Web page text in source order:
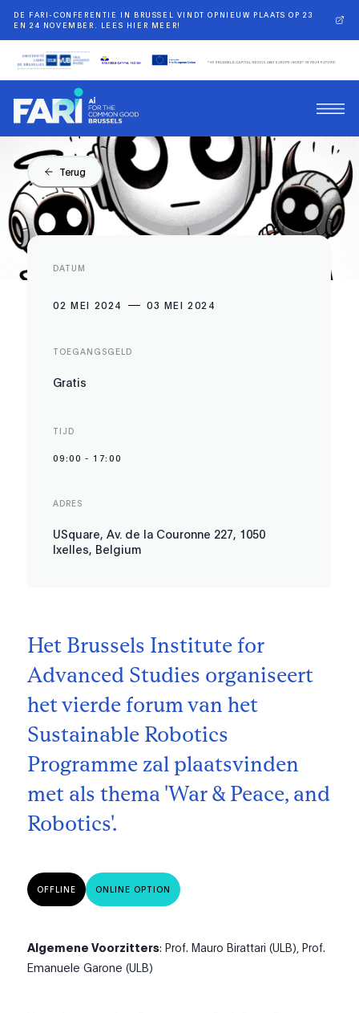
DE FARI-CONFERENTIE IN BRUSSEL VINDT OPNIEUW PLAATS OP 23
EN 24 NOVEMBER. LEES HIER MEER!
Terug
DATUM
02 MEI 2024 03 MEI 2024
TOEGANGSGELD
Gratis
TIJD
09:00 - 17:00
ADRES
USquare, Av. de la Couronne 227, 1050
Ixelles, Belgium
Het Brussels Institute for
Advanced Studies organiseert
het vierde forum van het
Sustainable Robotics
Programme zal plaatsvinden
met als thema 'War & Peace, and
Robotics'.
OFFLINE ONLINE OPTION
Algemene Voorzitters: Prof. Mauro Birattari (ULB), Prof.
Emanuele Garone (ULB)